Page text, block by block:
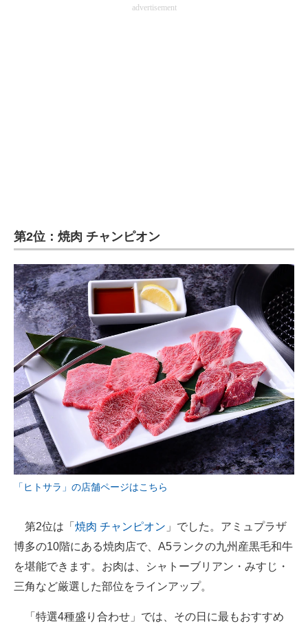
advertisement
第2位：焼肉 チャンピオン
「ヒトサラ」の店舗ページはこちら
第2位は「 焼肉 チャンピオン 」でした。アミュプラザ
博多の10階にある焼肉店で、A5ランクの九州産黒毛和牛
を堪能できます。お肉は、シャトーブリアン・みすじ・
三角など厳選した部位をラインアップ。
「特選4種盛り合わせ」では、その日に最もおすすめ